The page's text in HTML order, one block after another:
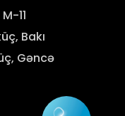
11
Bakı
Gəncə